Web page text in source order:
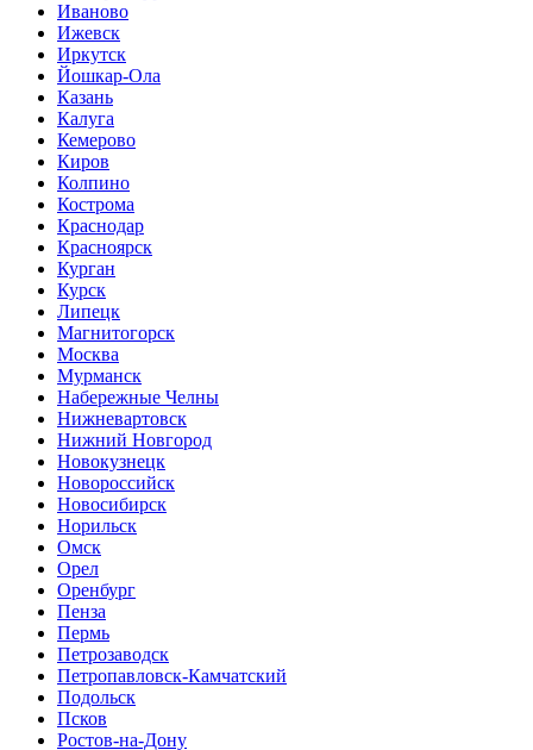
Иваново
Ижевск
Иркутск
Йошкар-Ола
Казань
Калуга
Кемерово
Киров
Колпино
Кострома
Краснодар
Красноярск
Курган
Курск
Липецк
Магнитогорск
Москва
Мурманск
Набережные Челны
Нижневартовск
Нижний Новгород
Новокузнецк
Новороссийск
Новосибирск
Норильск
Омск
Орел
Оренбург
Пенза
Пермь
Петрозаводск
Петропавловск-Камчатский
Подольск
Псков
Ростов-на-Дону